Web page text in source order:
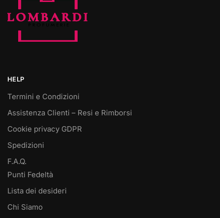
HELP
Termini e Condizioni
Assistenza Clienti – Resi e Rimborsi
Cookie privacy GDPR
Spedizioni
F.A.Q.
Punti Fedeltà
Lista dei desideri
Chi Siamo